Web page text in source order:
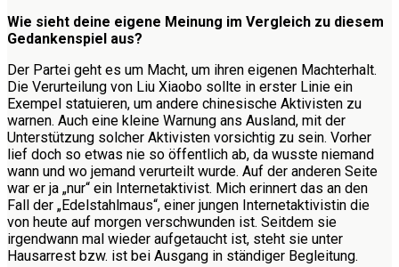
Wie sieht deine eigene Meinung im Vergleich zu diesem
Gedankenspiel aus?
Der Partei geht es um Macht, um ihren eigenen Machterhalt.
Die Verurteilung von Liu Xiaobo sollte in erster Linie ein
Exempel statuieren, um andere chinesische Aktivisten zu
warnen. Auch eine kleine Warnung ans Ausland, mit der
Unterstützung solcher Aktivisten vorsichtig zu sein. Vorher
lief doch so etwas nie so öffentlich ab, da wusste niemand
wann und wo jemand verurteilt wurde. Auf der anderen Seite
war er ja „nur“ ein Internetaktivist. Mich erinnert das an den
Fall der „Edelstahlmaus“, einer jungen Internetaktivistin die
von heute auf morgen verschwunden ist. Seitdem sie
irgendwann mal wieder aufgetaucht ist, steht sie unter
Hausarrest bzw. ist bei Ausgang in ständiger Begleitung.